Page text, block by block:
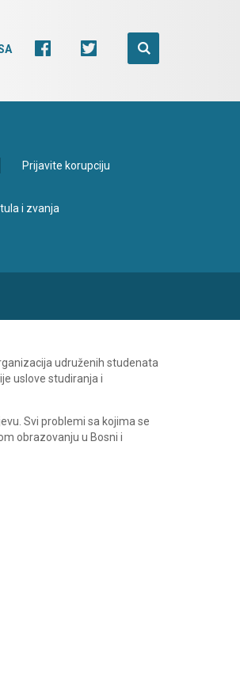
Prijavite korupciju
i zvanja
udruženih studenata
uslove studiranja i
Svi problemi sa kojima se
obrazovanju u Bosni i